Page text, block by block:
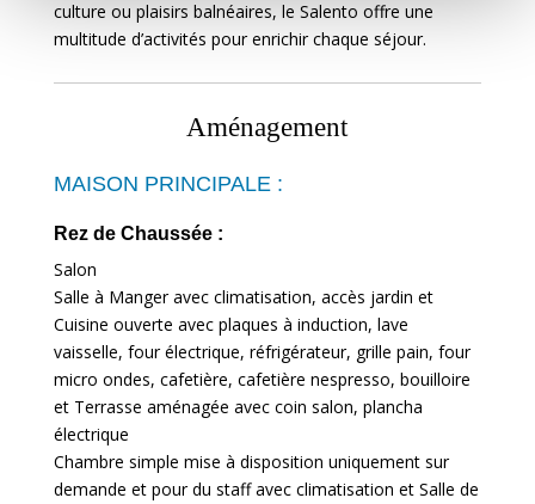
culture ou plaisirs balnéaires, le Salento offre une
multitude d’activités pour enrichir chaque séjour.
Aménagement
MAISON PRINCIPALE :
Rez de Chaussée :
Salon
Salle à Manger avec climatisation, accès jardin et
Cuisine ouverte avec plaques à induction, lave
vaisselle, four électrique, réfrigérateur, grille pain, four
micro ondes, cafetière, cafetière nespresso, bouilloire
et Terrasse aménagée avec coin salon, plancha
électrique
Chambre simple mise à disposition uniquement sur
demande et pour du staff avec climatisation et Salle de